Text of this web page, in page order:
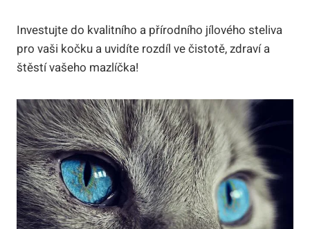
Investujte do kvalitního a‍ přírodního‌ jílového ⁢steliva
pro vaši kočku a uvidíte rozdíl ve čistotě, zdraví‌ a
⁢štěstí vašeho mazlíčka!